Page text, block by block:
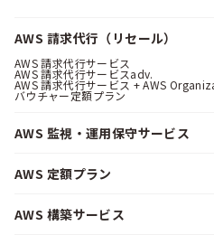
AWS 請求代行（リセール）
AWS 請求代行サービス
AWS 請求代行サービスadv.
AWS 請求代行サービス + AWS
バウチャー定額プラン
AWS 監視・運用保守サービス
AWS 定額プラン
AWS 構築サービス